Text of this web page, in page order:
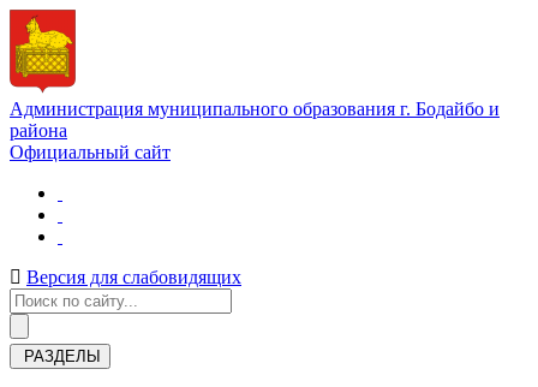
Администрация муниципального образования г. Бодайбо и
района
Официальный сайт
Версия для слабовидящих
РАЗДЕЛЫ